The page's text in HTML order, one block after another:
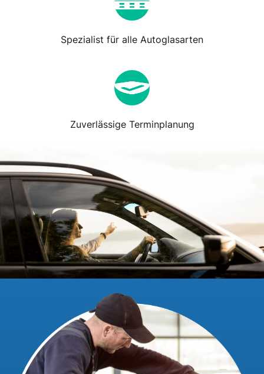
Spezialist für alle Autoglasarten
Zuverlässige Terminplanung